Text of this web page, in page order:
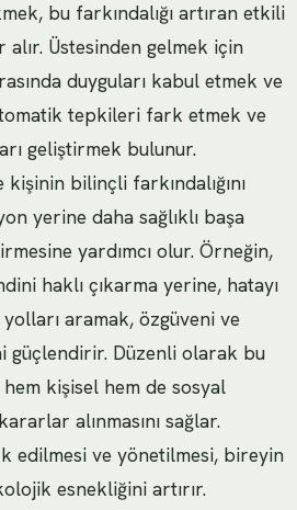
bu farkındalığı artıran etkili
Üstesinden gelmek için
duyguları kabul etmek ve
tepkileri fark etmek ve
geliştirmek bulunur.
bilinçli farkındalığını
yerine daha sağlıklı başa
yardımcı olur. Örneğin,
haklı çıkarma yerine, hatayı
aramak, özgüveni ve
güçlendirir. Düzenli olarak bu
kişisel hem de sosyal
alınmasını sağlar.
edilmesi ve yönetilmesi, bireyin
esnekliğini artırır.